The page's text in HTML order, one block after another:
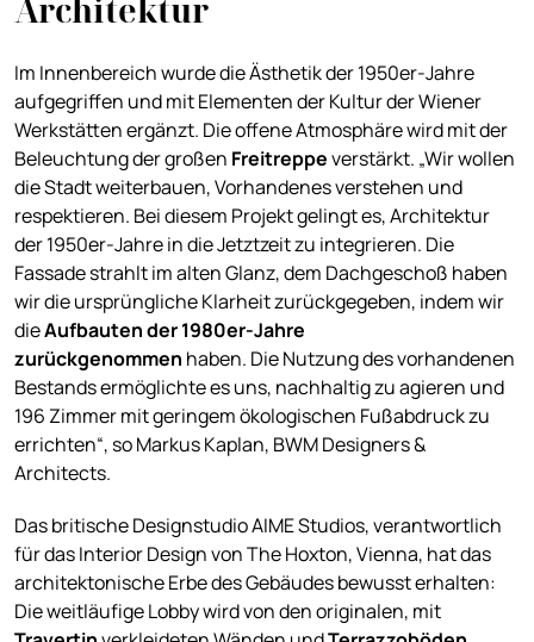
Architektur
Im Innenbereich wurde die Ästhetik der 1950er-Jahre
aufgegriffen und mit Elementen der Kultur der Wiener
Werkstätten ergänzt. Die offene Atmosphäre wird mit der
Beleuchtung der großen Freitreppeverstärkt. „Wir wollen
die Stadt weiterbauen, Vorhandenes verstehen und
respektieren. Bei diesem Projekt gelingt es, Architektur
der 1950er-Jahre in die Jetztzeit zu integrieren. Die
Fassade strahlt im alten Glanz, dem Dachgeschoß haben
wir die ursprüngliche Klarheit zurückgegeben, indem wir
dieAufbauten der 1980er-Jahre
zurückgenommen haben. Die Nutzung des vorhandenen
Bestands ermöglichte es uns, nachhaltig zu agieren und
196 Zimmer mit geringem ökologischen Fußabdruck zu
errichten“, so Markus Kaplan, BWM Designers &
Architects.
Das britische Designstudio AIME Studios, verantwortlich
für das Interior Design von The Hoxton, Vienna, hat das
architektonische Erbe des Gebäudes bewusst erhalten:
Die weitläufige Lobby wird von den originalen, mit